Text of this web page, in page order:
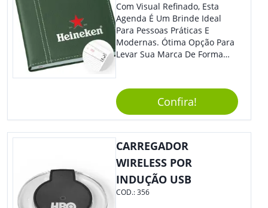
Com Visual Refinado, Esta
Agenda É Um Brinde Ideal
Para Pessoas Práticas E
Modernas. Ótima Opção Para
Levar Sua Marca De Forma
Reuniões Corporativas Ou Até
Mesmo Para Presentear
Colaboradores E Parceiros De
Confira!
CARREGADOR
WIRELESS POR
INDUÇÃO USB
COD.:356